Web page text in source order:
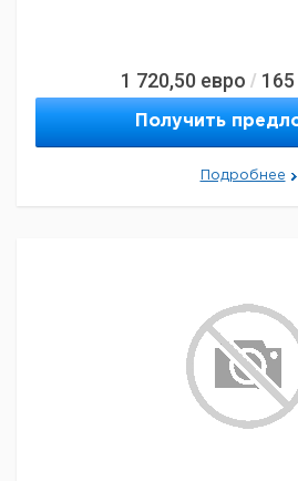
1 720,50 евро /
Получить
Подробнее